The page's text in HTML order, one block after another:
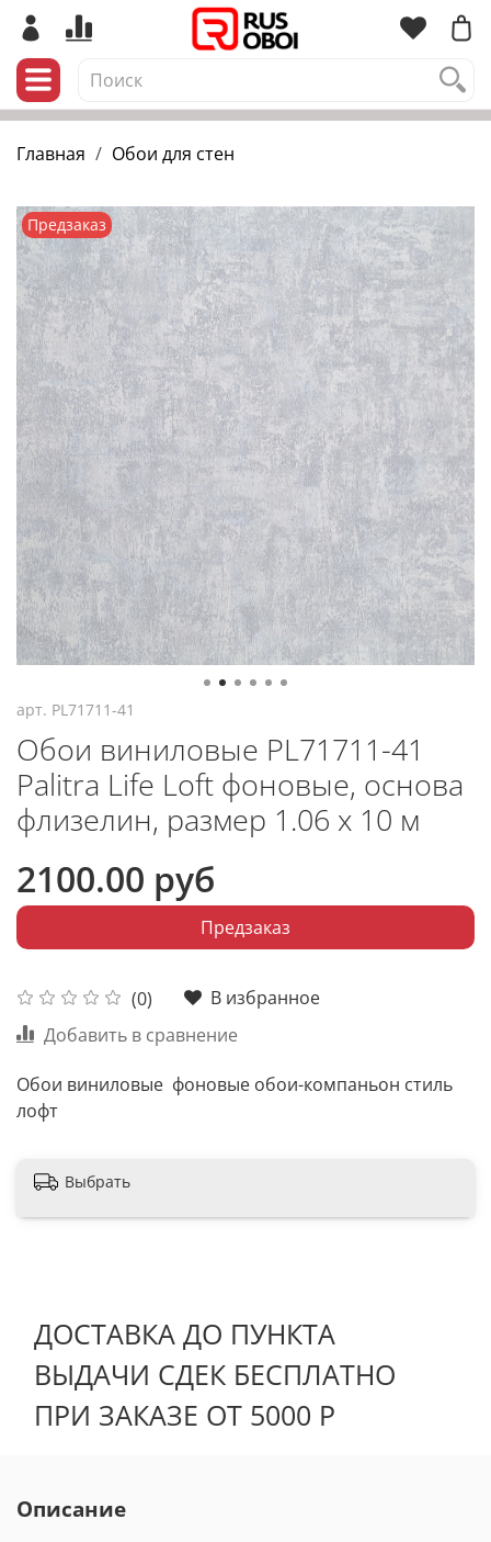
Главная Обои для стен
Предзаказ
арт. PL71711-41
Обои виниловые PL71711-41
Palitra Life Loft фоновые, основа
флизелин, размер 1.06 х 10 м
(0)
В избранное
Добавить в сравнение
2100.00 руб
Предзаказ
Обои виниловые фоновые обои-компаньон стиль
лофт
Выбрать
ДОСТАВКА ДО ПУНКТА
ВЫДАЧИ СДЕК БЕСПЛАТНО
ПРИ ЗАКАЗЕ ОТ 5000 Р
Описание